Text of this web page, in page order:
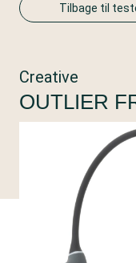
Tilbage til
Creative
OUTLIER